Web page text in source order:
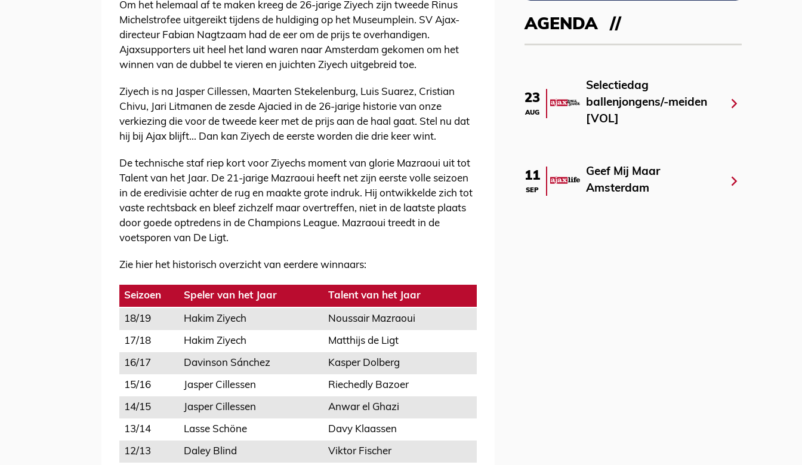
Om het helemaal af te maken kreeg de 26-jarige Ziyech zijn tweede Rinus
Michelstrofee uitgereikt tijdens de huldiging op het Museumplein. SV Ajax-
directeur Fabian Nagtzaam had de eer om de prijs te overhandigen.
Ajaxsupporters uit heel het land waren naar Amsterdam gekomen om het
winnen van de dubbel te vieren en juichten Ziyech uitgebreid toe.
Ziyech is na Jasper Cillessen, Maarten Stekelenburg, Luis Suarez, Cristian
Chivu, Jari Litmanen de zesde Ajacied in de 26-jarige historie van onze
verkiezing die voor de tweede keer met de prijs aan de haal gaat. Stel nu dat
hij bij Ajax blijft... Dan kan Ziyech de eerste worden die drie keer wint.
De technische staf riep kort voor Ziyechs moment van glorie Mazraoui uit tot
Talent van het Jaar. De 21-jarige Mazraoui heeft net zijn eerste volle seizoen
in de eredivisie achter de rug en maakte grote indruk. Hij ontwikkelde zich tot
vaste rechtsback en bleef zichzelf maar overtreffen, niet in de laatste plaats
door goede optredens in de Champions League. Mazraoui treedt in de
voetsporen van De Ligt.
Zie hier het historisch overzicht van eerdere winnaars:
Seizoen Speler van het Jaar Talent van het Jaar
18/19 Hakim Ziyech Noussair Mazraoui
17/18 Hakim Ziyech Matthijs de Ligt
16/17 Davinson Sánchez Kasper Dolberg
15/16 Jasper Cillessen Riechedly Bazoer
14/15 Jasper Cillessen Anwar el Ghazi
13/14 Lasse Schöne Davy Klaassen
12/13 Daley Blind Viktor Fischer
AGENDA
23
AUG
Selectiedag
ballenjongens/-meiden
[VOL]
11
SEP
Geef Mij Maar
Amsterdam